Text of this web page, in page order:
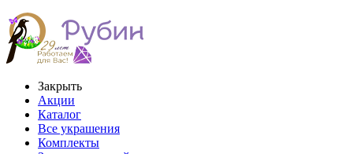
Закрыть
Акции
Каталог
Все украшения
Комплекты